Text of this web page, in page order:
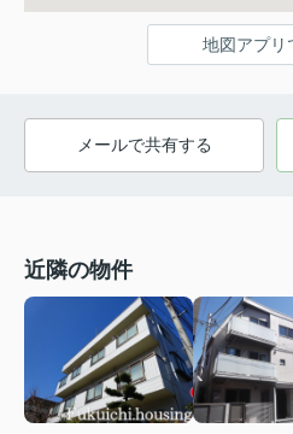
地図アプリ
メールで共有する
近隣の物件